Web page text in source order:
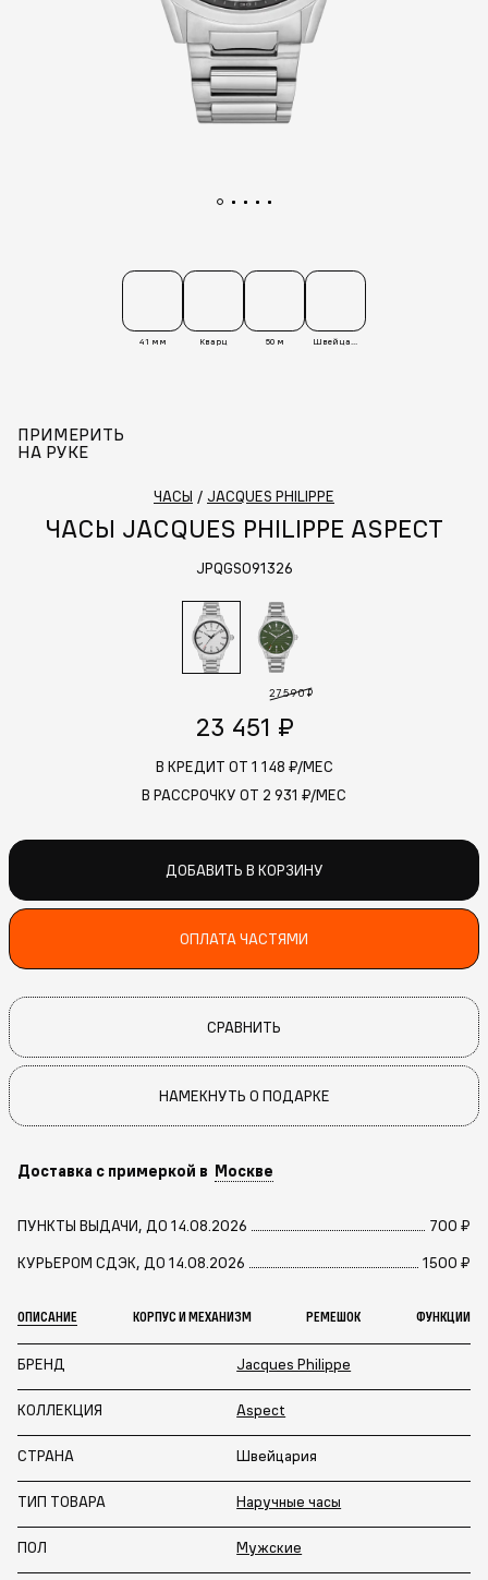
41 мм Кварц 50 м Швейцария
ПРИМЕРИТЬ
НА РУКЕ
ЧАСЫ / JACQUES PHILIPPE
ЧАСЫ JACQUES PHILIPPE ASPECT
JPQGS091326
27 590 ₽
23 451 ₽
В КРЕДИТ ОТ 1 148 ₽/МЕС
В РАССРОЧКУ ОТ 2 931 ₽/МЕС
ДОБАВИТЬ В КОРЗИНУ
ОПЛАТА ЧАСТЯМИ
СРАВНИТЬ
НАМЕКНУТЬ О ПОДАРКЕ
Доставка с примеркой в Москве
ПУНКТЫ ВЫДАЧИ, ДО 14.08.2026
700 ₽
КУРЬЕРОМ СДЭК, ДО 14.08.2026
1500 ₽
ОПИСАНИЕ КОРПУС И МЕХАНИЗМ РЕМЕШОК ФУНКЦИИ
БРЕНД Jacques Philippe
КОЛЛЕКЦИЯ Aspect
СТРАНА Швейцария
ТИП ТОВАРА Наручные часы
ПОЛ Мужские